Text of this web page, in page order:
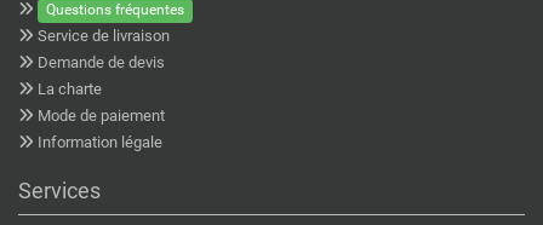
Questions fréquentes
Service de livraison
Demande de devis
La charte
Mode de paiement
Information légale
Services